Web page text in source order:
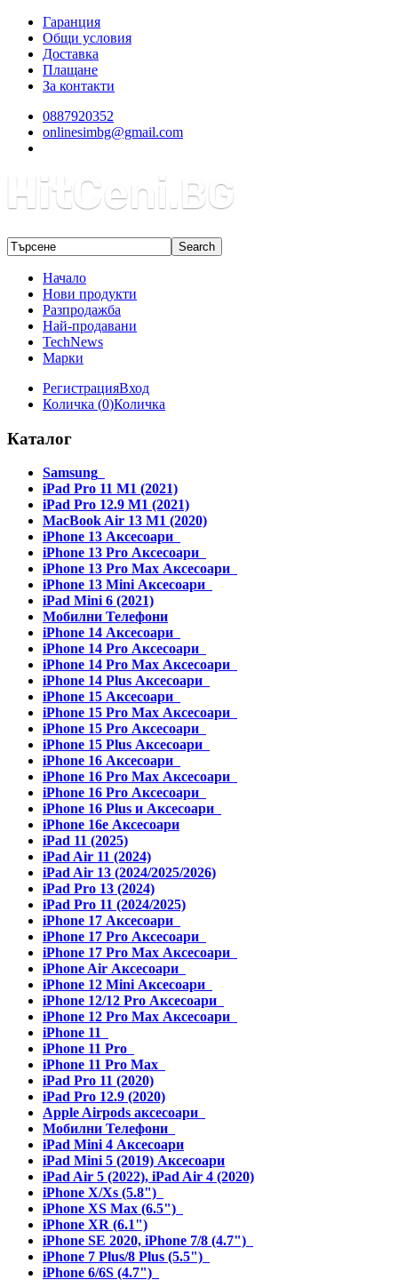
Гаранция
Общи условия
Доставка
Плащане
За контакти
0887920352
onlinesimbg@gmail.com
Начало
Нови продукти
Разпродажба
Най-продавани
TechNews
Марки
РегистрацияВход
Количка (0)Количка
Каталог
Samsung
iPad Pro 11 M1 (2021)
iPad Pro 12.9 M1 (2021)
MacBook Air 13 M1 (2020)
iPhone 13 Аксесоари
iPhone 13 Pro Аксесоари
iPhone 13 Pro Max Аксесоари
iPhone 13 Mini Аксесоари
iPad Mini 6 (2021)
Мобилни Телефони
iPhone 14 Аксесоари
iPhone 14 Pro Аксесоари
iPhone 14 Pro Max Аксесоари
iPhone 14 Plus Аксесоари
iPhone 15 Аксесоари
iPhone 15 Pro Max Аксесоари
iPhone 15 Pro Аксесоари
iPhone 15 Plus Аксесоари
iPhone 16 Аксесоари
iPhone 16 Pro Max Аксесоари
iPhone 16 Pro Аксесоари
iPhone 16 Plus и Аксесоари
iPhone 16e Аксесоари
iPad 11 (2025)
iPad Air 11 (2024)
iPad Air 13 (2024/2025/2026)
iPad Pro 13 (2024)
iPad Pro 11 (2024/2025)
iPhone 17 Аксесоари
iPhone 17 Pro Аксесоари
iPhone 17 Pro Max Аксесоари
iPhone Air Аксесоари
iPhone 12 Mini Аксесоари
iPhone 12/12 Pro Аксесоари
iPhone 12 Pro Max Аксесоари
iPhone 11
iPhone 11 Pro
iPhone 11 Pro Max
iPad Pro 11 (2020)
iPad Pro 12.9 (2020)
Apple Airpods аксесоари
Мобилни Телефони
iPad Mini 4 Аксесоари
iPad Mini 5 (2019) Аксесоари
iPad Air 5 (2022), iPad Air 4 (2020)
iPhone X/Xs (5.8")
iPhone XS Max (6.5")
iPhone XR (6.1")
iPhone SE 2020, iPhone 7/8 (4.7")
iPhone 7 Plus/8 Plus (5.5")
iPhone 6/6S (4.7")